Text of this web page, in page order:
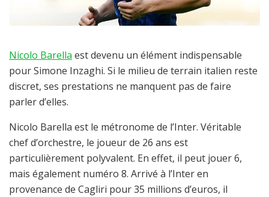
Nicolo Barella est devenu un élément indispensable
pour Simone Inzaghi. Si le milieu de terrain italien reste
discret, ses prestations ne manquent pas de faire
parler d’elles.
Nicolo Barella est le métronome de l’Inter. Véritable
chef d’orchestre, le joueur de 26 ans est
particulièrement polyvalent. En effet, il peut jouer 6,
mais également numéro 8. Arrivé à l’Inter en
provenance de Cagliri pour 35 millions d’euros, il